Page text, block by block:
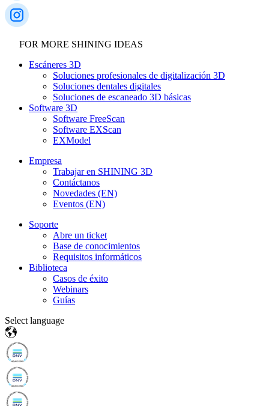
FOR MORE SHINING IDEAS
Escáneres 3D
Soluciones profesionales de digitalización 3D
Soluciones dentales digitales
Soluciones de escaneado 3D básicas
Software 3D
Software FreeScan
Software EXScan
EXModel
Empresa
Trabajar en SHINING 3D
Contáctanos
Novedades (EN)
Eventos (EN)
Soporte
Abre un ticket
Base de conocimientos
Requisitos informáticos
Biblioteca
Casos de éxito
Webinars
Guías
Select language